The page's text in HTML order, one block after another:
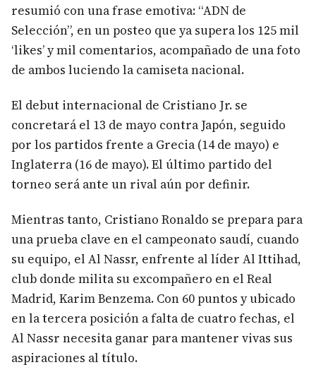
resumió con una frase emotiva: “ADN de
Selección”, en un posteo que ya supera los 125 mil
‘likes’ y mil comentarios, acompañado de una foto
de ambos luciendo la camiseta nacional.
El debut internacional de Cristiano Jr. se
concretará el 13 de mayo contra Japón, seguido
por los partidos frente a Grecia (14 de mayo) e
Inglaterra (16 de mayo). El último partido del
torneo será ante un rival aún por definir.
Mientras tanto, Cristiano Ronaldo se prepara para
una prueba clave en el campeonato saudí, cuando
su equipo, el Al Nassr, enfrente al líder Al Ittihad,
club donde milita su excompañero en el Real
Madrid, Karim Benzema. Con 60 puntos y ubicado
en la tercera posición a falta de cuatro fechas, el
Al Nassr necesita ganar para mantener vivas sus
aspiraciones al título.